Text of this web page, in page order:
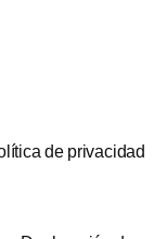
de privacidad